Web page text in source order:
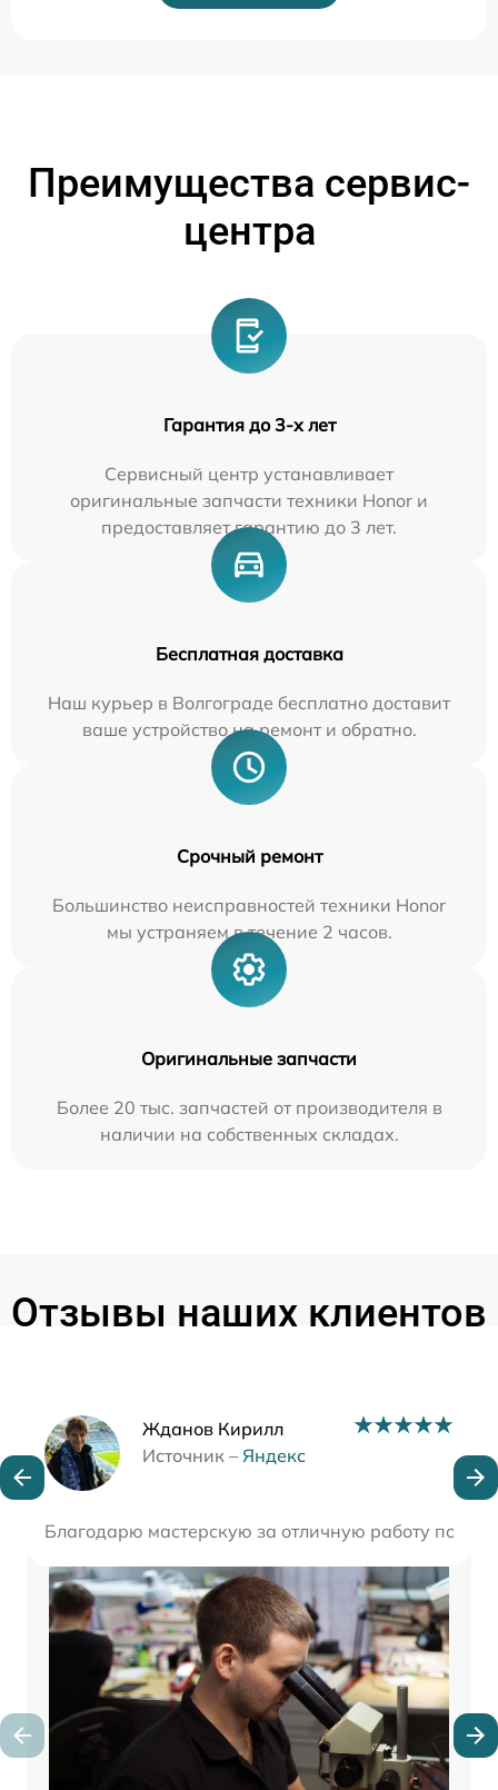
Преимущества сервис-
центра
Гарантия до 3-х лет
Сервисный центр устанавливает
оригинальные запчасти техники Honor и
предоставляет гарантию до 3 лет.
Бесплатная доставка
Наш курьер в Волгограде бесплатно доставит
ваше устройство на ремонт и обратно.
Срочный ремонт
Большинство неисправностей техники Honor
мы устраняем в течение 2 часов.
Оригинальные запчасти
Более 20 тыс. запчастей от производителя в
наличии на собственных складах.
Отзывы наших клиентов
Жданов Кирилл
Источник – Яндекс
Благодарю мастерскую за отличную работу по
Наши мастера